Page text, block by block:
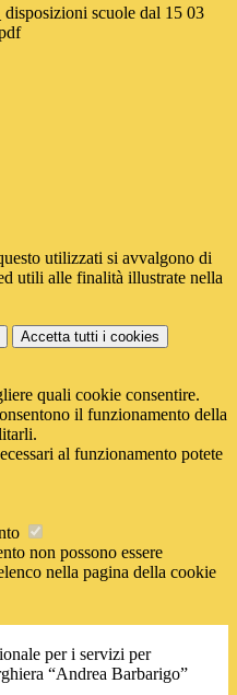
scuole dal 15 03
utilizzati si avvalgono di
utili alle finalità illustrate nella
Accetta tutti i cookies
quali cookie consentire.
il funzionamento della
al funzionamento potete
non possono essere
nella pagina della cookie
per i servizi per
“Andrea Barbarigo”